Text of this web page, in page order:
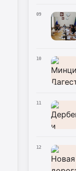
09
10
11
12